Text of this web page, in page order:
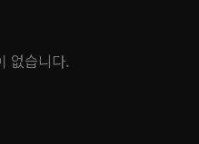
없습니다.